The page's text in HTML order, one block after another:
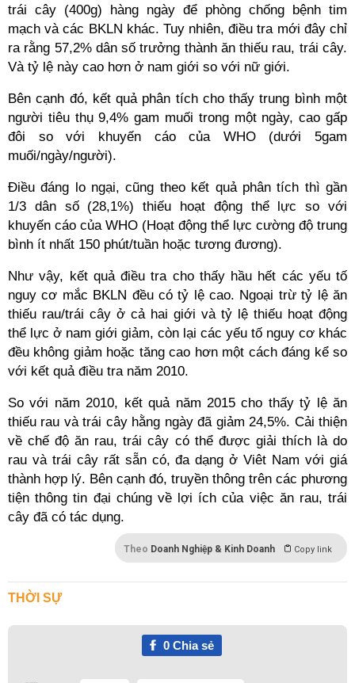
trái cây (400g) hàng ngày để phòng chống bệnh tim
mạch và các BKLN khác. Tuy nhiên, điều tra mới đây chỉ
ra rằng 57,2% dân số trưởng thành ăn thiếu rau, trái cây.
Và tỷ lệ này cao hơn ở nam giới so với nữ giới.
Bên cạnh đó, kết quả phân tích cho thấy trung bình một
người tiêu thụ 9,4% gam muối trong một ngày, cao gấp
đôi so với khuyến cáo của WHO (dưới 5gam
muối/ngày/người).
Điều đáng lo ngại, cũng theo kết quả phân tích thì gần
1/3 dân số (28,1%) thiếu hoạt động thể lực so với
khuyến cáo của WHO (Hoạt động thể lực cường độ trung
bình ít nhất 150 phút/tuần hoặc tương đương).
Như vậy, kết quả điều tra cho thấy hầu hết các yếu tố
nguy cơ mắc BKLN đều có tỷ lệ cao. Ngoại trừ tỷ lệ ăn
thiếu rau/trái cây ở cả hai giới và tỷ lệ thiếu hoạt động
thể lực ở nam giới giảm, còn lại các yếu tố nguy cơ khác
đều không giảm hoặc tăng cao hơn một cách đáng kể so
với kết quả điều tra năm 2010.
So với năm 2010, kết quả năm 2015 cho thấy tỷ lệ ăn
thiếu rau và trái cây hằng ngày đã giảm 24,5%. Cải thiện
về chế độ ăn rau, trái cây có thể được giải thích là do
rau và trái cây rất sẵn có, đa dạng ở Viêt Nam với giá
thành hợp lý. Bên cạnh đó, truyền thông trên các phương
tiện thông tin đại chúng về lợi ích của việc ăn rau, trái
cây đã có tác dụng.
Theo Doanh Nghiệp & Kinh Doanh Copy link
THỜI SỰ
0Chia sẻ